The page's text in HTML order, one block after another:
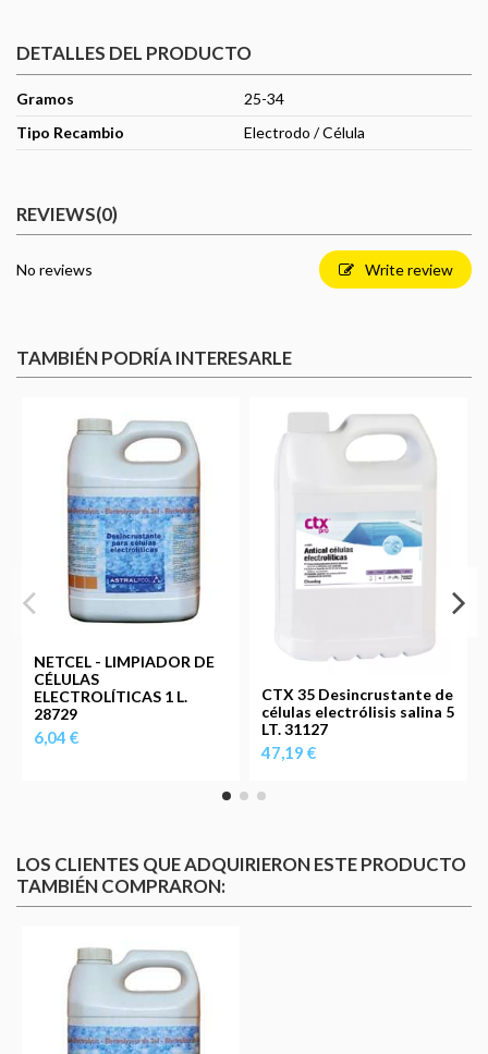
DETALLES DEL PRODUCTO
Gramos
25-34
Tipo Recambio
Electrodo / Célula
REVIEWS(0)
No reviews Write review
TAMBIÉN PODRÍA INTERESARLE
NETCEL - LIMPIADOR DE
CÉLULAS
ELECTROLÍTICAS 1 L.
28729
6,04 €
CTX 35 Desincrustante de
células electrólisis salina 5
LT. 31127
47,19 €
LOS CLIENTES QUE ADQUIRIERON ESTE PRODUCTO
TAMBIÉN COMPRARON: